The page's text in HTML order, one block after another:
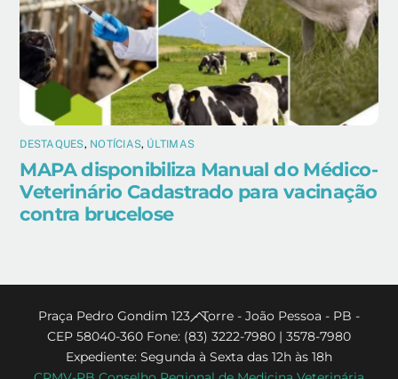
DESTAQUES, NOTÍCIAS, ÚLTIMAS
MAPA disponibiliza Manual do Médico-
Veterinário Cadastrado para vacinação
contra brucelose
Back
To
Top
Praça Pedro Gondim 123 - Torre - João Pessoa - PB -
CEP 58040-360 Fone: (83) 3222-7980 | 3578-7980
Expediente: Segunda à Sexta das 12h às 18h